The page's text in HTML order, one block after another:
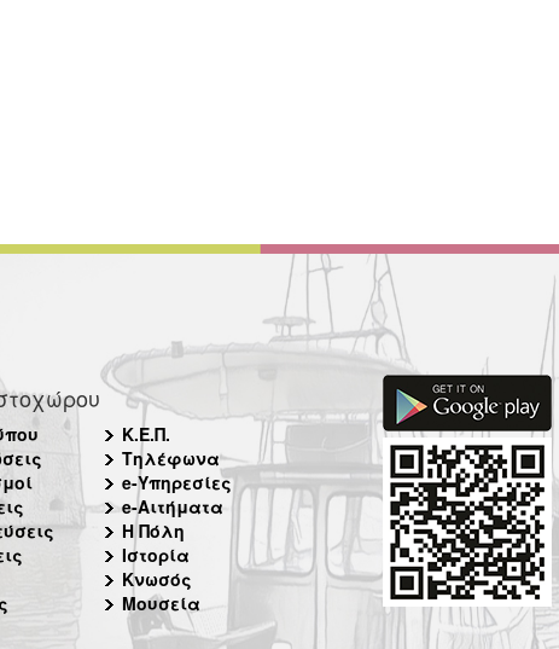
Κ.Ε.Π.
Τηλέφωνα
e-Υπηρεσίες
e-Αιτήματα
Η Πόλη
Ιστορία
Κνωσός
Μουσεία